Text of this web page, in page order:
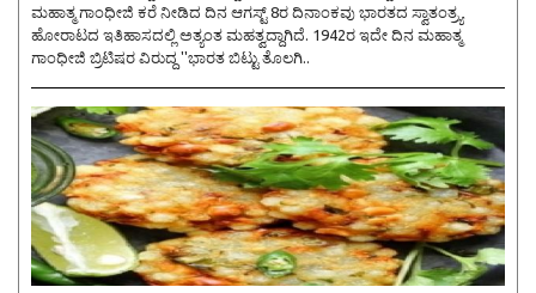
ಮಹಾತ್ಮ ಗಾಂಧೀಜಿ ಕರೆ ನೀಡಿದ ದಿನ ಆಗಸ್ಟ್ 8ರ ದಿನಾಂಕವು ಭಾರತದ ಸ್ವಾತಂತ್ರ್ಯ
ಹೋರಾಟದ ಇತಿಹಾಸದಲ್ಲಿ ಅತ್ಯಂತ ಮಹತ್ವದ್ದಾಗಿದೆ. 1942ರ ಇದೇ ದಿನ ಮಹಾತ್ಮ
ಗಾಂಧೀಜಿ ಬ್ರಿಟಿಷರ ವಿರುದ್ಧ ''ಭಾರತ ಬಿಟ್ಟು ತೊಲಗಿ..